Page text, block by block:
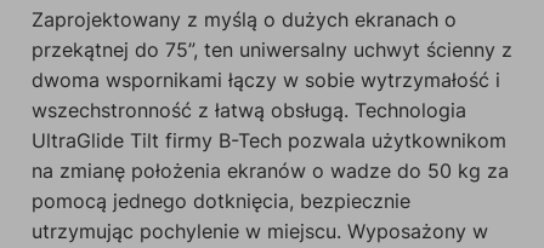
Zaprojektowany z myślą o dużych ekranach o
przekątnej do 75”, ten uniwersalny uchwyt ścienny z
dwoma wspornikami łączy w sobie wytrzymałość i
wszechstronność z łatwą obsługą. Technologia
UltraGlide Tilt firmy B-Tech pozwala użytkownikom
na zmianę położenia ekranów o wadze do 50 kg za
pomocą jednego dotknięcia, bezpiecznie
utrzymując pochylenie w miejscu. Wyposażony w